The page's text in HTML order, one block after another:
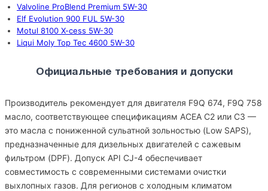
Valvoline ProBlend Premium 5W-30
Elf Evolution 900 FUL 5W-30
Motul 8100 X-cess 5W-30
Liqui Moly Top Tec 4600 5W-30
Официальные требования и допуски
Производитель рекомендует для двигателя F9Q 674, F9Q 758
масло, соответствующее спецификациям ACEA C2 или C3 —
это масла с пониженной сульатной зольностью (Low SAPS),
предназначенные для дизельных двигателей с сажевым
фильтром (DPF). Допуск API CJ-4 обеспечивает
совместимость с современными системами очистки
выхлопных газов. Для регионов с холодным климатом